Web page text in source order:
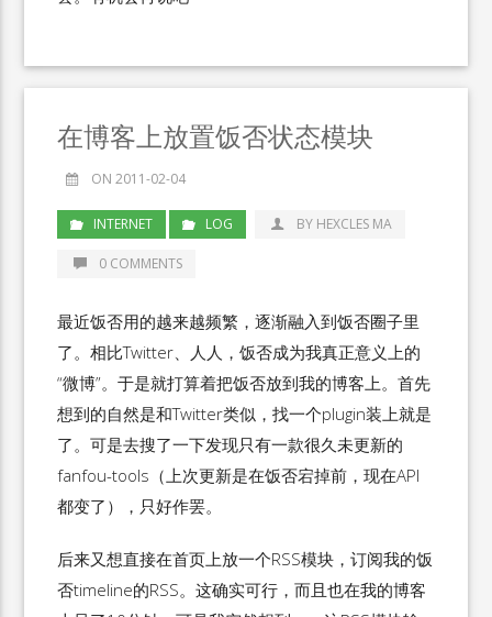
在博客上放置饭否状态模块
ON 2011-02-04
INTERNET LOG BY HEXCLES MA
0 COMMENTS
最近饭否用的越来越频繁，逐渐融入到饭否圈子里
了。相比Twitter、人人，饭否成为我真正意义上的
“微博”。于是就打算着把饭否放到我的博客上。首先
想到的自然是和Twitter类似，找一个plugin装上就是
了。可是去搜了一下发现只有一款很久未更新的
fanfou-tools（上次更新是在饭否宕掉前，现在API
都变了），只好作罢。
后来又想直接在首页上放一个RSS模块，订阅我的饭
否timeline的RSS。这确实可行，而且也在我的博客